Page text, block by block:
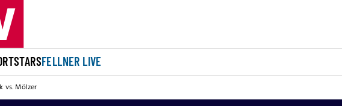
STARSFELLNER LIVE
vs. Mölzer